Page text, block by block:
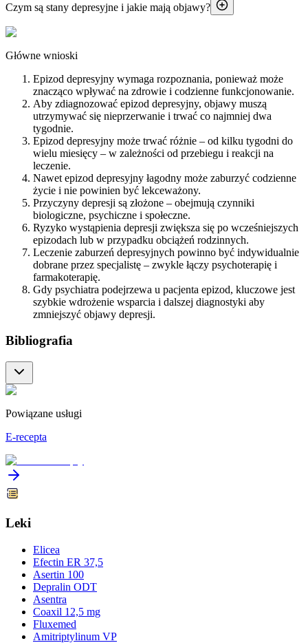
Czym są stany depresyjne i jakie mają objawy?
Główne wnioski
Epizod depresyjny wymaga rozpoznania, ponieważ może
znacząco wpływać na zdrowie i codzienne funkcjonowanie.
Aby zdiagnozować epizod depresyjny, objawy muszą
utrzymywać się nieprzerwanie i trwać co najmniej dwa
tygodnie.
Epizod depresyjny może trwać różnie – od kilku tygodni do
wielu miesięcy – w zależności od przebiegu i reakcji na
leczenie.
Nawet epizod depresyjny łagodny może zaburzyć codzienne
życie i nie powinien być lekceważony.
Przyczyny depresji są złożone – obejmują czynniki
biologiczne, psychiczne i społeczne.
Ryzyko wystąpienia depresji zwiększa się po wcześniejszych
epizodach lub w przypadku obciążeń rodzinnych.
Leczenie zaburzeń depresyjnych powinno być indywidualnie
dobrane przez specjalistę – zwykle łączy psychoterapię i
farmakoterapię.
Gdy psychiatra podejrzewa u pacjenta epizod, kluczowe jest
szybkie wdrożenie wsparcia i dalszej diagnostyki aby
zmniejszyć objawy depresji.
Bibliografia
Powiązane usługi
E-recepta
Leki
Elicea
Efectin ER 37,5
Asertin 100
Depralin ODT
Asentra
Coaxil 12,5 mg
Fluxemed
Amitriptylinum VP